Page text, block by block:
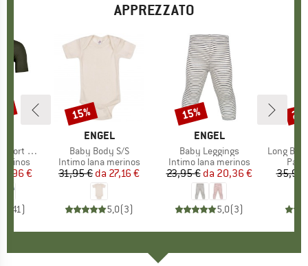
APPREZZATO
Sleeve
ridotto
€
41)
MARCHIO
ENGEL
Articolo
Baby Body S/S
Gruppo di prodotti
Intimo lana merinos
Prezzo
31,95 € Prezzo ridotto
da 27,16 €
5,0(3)
Sconto
15%
MARCHIO
ENGEL
Articolo
Baby Leggings
Gruppo di prodotti
Intimo lana merinos
Prezzo
23,95 € Prezzo ridotto
da 20,36 €
5,0(3)
Sconto
15%
Articolo
Long Baby
35,95